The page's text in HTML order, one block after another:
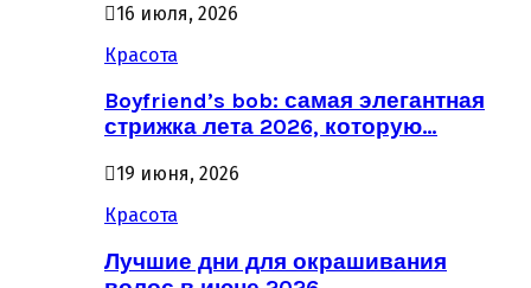
16 июля, 2026
Красота
Boyfriend’s bob: самая элегантная
стрижка лета 2026, которую…
19 июня, 2026
Красота
Лучшие дни для окрашивания